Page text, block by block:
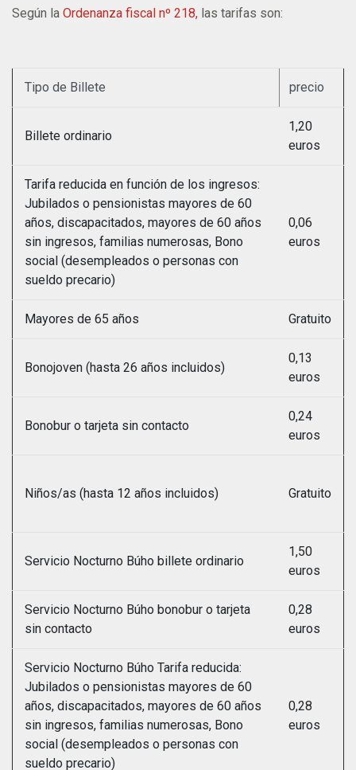
Según la Ordenanza fiscal nº 218, las tarifas son:
Tipo de Billete precio
Billete ordinario
1,20
euros
Tarifa reducida en función de los ingresos:
Jubilados o pensionistas mayores de 60
años, discapacitados, mayores de 60 años
sin ingresos, familias numerosas, Bono
social (desempleados o personas con
sueldo precario)
0,06
euros
Mayores de 65 años Gratuito
Bonojoven (hasta 26 años incluidos)
0,13
euros
Bonobur o tarjeta sin contacto
0,24
euros
Niños/as (hasta 12 años incluidos) Gratuito
Servicio Nocturno Búho billete ordinario
1,50
euros
Servicio Nocturno Búho bonobur o tarjeta
sin contacto
0,28
euros
Servicio Nocturno Búho Tarifa reducida:
Jubilados o pensionistas mayores de 60
años, discapacitados, mayores de 60 años
sin ingresos, familias numerosas, Bono
social (desempleados o personas con
sueldo precario)
0,28
euros